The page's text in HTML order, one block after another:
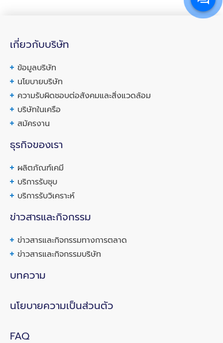
เกี่ยวกับบริษัท
ข้อมูลบริษัท
นโยบายบริษัท
ความรับผิดชอบต่อสังคมและสิ่งแวดล้อม
บริษัทในเครือ
สมัครงาน
ธุรกิจของเรา
ผลิตภัณฑ์เคมี
บริการรับชุบ
บริการรับวิเคราะห์
ข่าวสารและกิจกรรม
ข่าวสารและกิจกรรมทางการตลาด
ข่าวสารและกิจกรรมบริษัท
บทความ
นโยบายความเป็นส่วนตัว
FAQ